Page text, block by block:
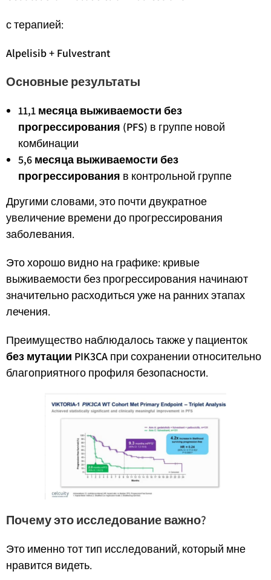
с терапией:
Alpelisib + Fulvestrant
Основные результаты
11,1 месяца выживаемости без
прогрессирования (PFS) в группе новой
комбинации
5,6 месяца выживаемости без
прогрессирования в контрольной группе
Другими словами, это почти двукратное
увеличение времени до прогрессирования
заболевания.
Это хорошо видно на графике: кривые
выживаемости без прогрессирования начинают
значительно расходиться уже на ранних этапах
лечения.
Преимущество наблюдалось также у пациенток
без мутации PIK3CA при сохранении относительно
благоприятного профиля безопасности.
Почему это исследование важно?
Это именно тот тип исследований, который мне
нравится видеть.